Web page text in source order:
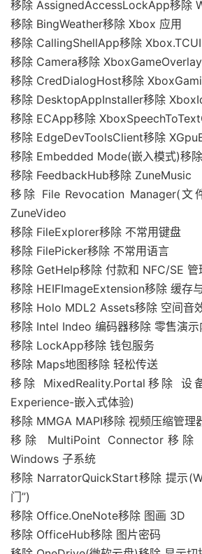
移除 AssignedAccessLockApp移除
移除 BingWeather移除 Xbox 应用
移除 CallingShellApp移除 Xbox.TCUI
移除 Camera移除 XboxGameOverlay
移除 CredDialogHost移除
移除 DesktopAppInstaller移除
移除 ECApp移除
移除 EdgeDevToolsClient移除
移除 Embedded Mode(嵌入模式)移
移除 FeedbackHub移除 ZuneMusic
移除 File Revocation Manager(文
ZuneVideo
移除 FileExplorer移除 不常用键盘
移除 FilePicker移除 不常用语言
移除 GetHelp移除 付款和 NFC/SE 管
移除 HEIFImageExtension移除 缓存
移除 Holo MDL2 Assets移除 空间音
移除 Intel Indeo 编码器移除 零售演示
移除 LockApp移除 钱包服务
移除 Maps地图移除 轻松传送
移除 MixedReality.Portal移除 设
Experience-嵌入式体验)
移除 MMGA MAPI移除 视频压缩管理
移除 MultiPoint Connector移
Windows 子系统
移除 NarratorQuickStart移除 提示
门”)
移除 Office.OneNote移除 图画 3D
移除 OfficeHub移除 图片密码